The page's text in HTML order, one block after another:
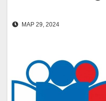
МАР 29, 2024